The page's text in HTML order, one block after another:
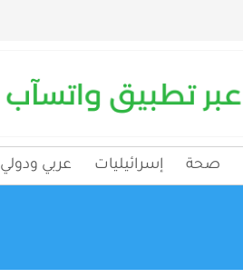
صحة إسرائيليات عربي ودولي